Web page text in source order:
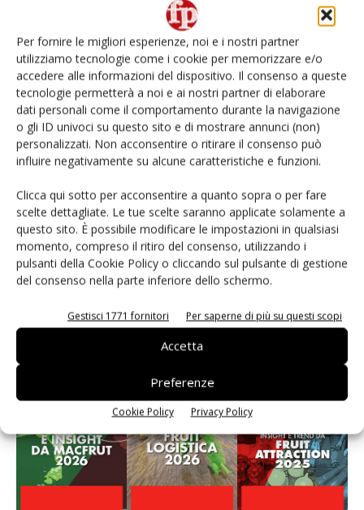
Per fornire le migliori esperienze, noi e i nostri partner
utilizziamo tecnologie come i cookie per memorizzare e/o
accedere alle informazioni del dispositivo. Il consenso a queste
tecnologie permetterà a noi e ai nostri partner di elaborare
dati personali come il comportamento durante la navigazione
o gli ID univoci su questo sito e di mostrare annunci (non)
personalizzati. Non acconsentire o ritirare il consenso può
influire negativamente su alcune caratteristiche e funzioni.
Clicca qui sotto per acconsentire a quanto sopra o per fare
scelte dettagliate. Le tue scelte saranno applicate solamente a
questo sito. È possibile modificare le impostazioni in qualsiasi
momento, compreso il ritiro del consenso, utilizzando i
pulsanti della Cookie Policy o cliccando sul pulsante di gestione
del consenso nella parte inferiore dello schermo.
Gestisci 1771 fornitori Per saperne di più su questi scopi
Accetta
Preferenze
Cookie Policy Privacy Policy
Ai #Repartofresh
Non è una susina: è Metis… e può rivoluzionare la
categoria
Andamento prezzi ortofrutta in Italia al 27 luglio
2026
ViviToscano crescono a doppia cifra
E-magazine